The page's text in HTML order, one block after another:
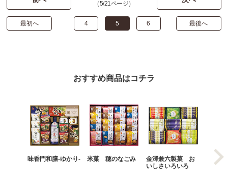
（5/21ページ）
最初へ 4 5 6 最後へ
おすすめ商品はコチラ
味香門和膳‐ゆかり‐ 米菓 穂のなごみ
金澤兼六製菓 お
いしさいろいろ
ヨッ
ラエテ